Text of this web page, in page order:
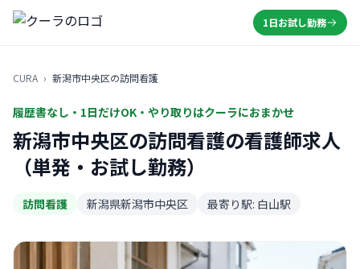
1日お試し勤務
CURA › 新潟市中央区の訪問看護
履歴書なし・1日だけOK・やり取りはクーラにおまかせ
新潟市中央区の訪問看護の看護師求人
（単発・お試し勤務）
訪問看護 新潟県新潟市中央区 最寄り駅: 白山駅